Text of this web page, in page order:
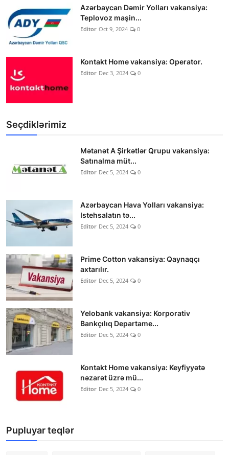
Azərbaycan Dəmir Yolları vakansiya:
Teplovoz maşin...
Editor Oct 9, 2024 0
Kontakt Home vakansiya: Operator.
Editor Dec 3, 2024 0
Seçdiklərimiz
Mətanət A Şirkətlər Qrupu vakansiya:
Satınalma müt...
Editor Dec 5, 2024 0
Azərbaycan Hava Yolları vakansiya:
Istehsalatın tə...
Editor Dec 5, 2024 0
Prime Cotton vakansiya: Qaynaqçı
axtarılır.
Editor Dec 5, 2024 0
Yelobank vakansiya: Korporativ
Bankçılıq Departame...
Editor Dec 5, 2024 0
Kontakt Home vakansiya: Keyfiyyətə
nəzarət üzrə mü...
Editor Dec 5, 2024 0
Pupluyar teqlər